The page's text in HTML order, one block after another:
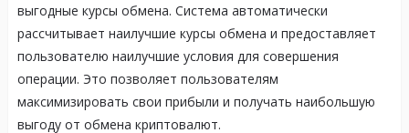
выгодные курсы обмена. Система автоматически
рассчитывает наилучшие курсы обмена и предоставляет
пользователю наилучшие условия для совершения
операции. Это позволяет пользователям
максимизировать свои прибыли и получать наибольшую
выгоду от обмена криптовалют.